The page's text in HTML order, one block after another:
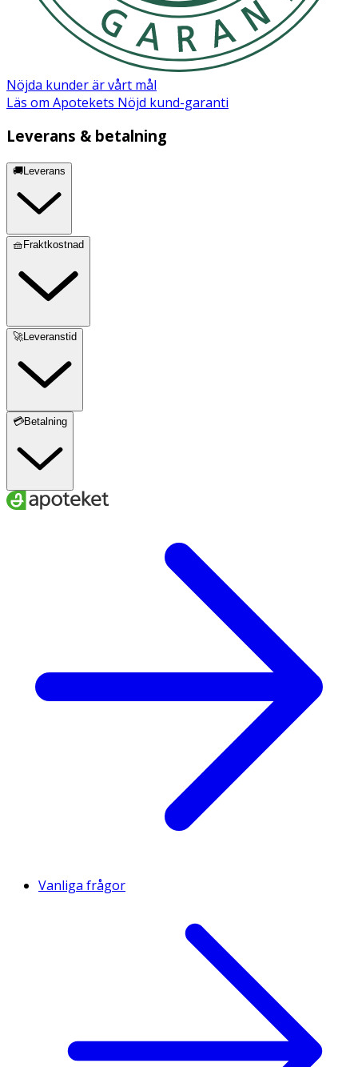
Nöjda kunder är vårt mål
Läs om Apotekets Nöjd kund-garanti
Leverans & betalning
🚚Leverans
🧺Fraktkostnad
🚀Leveranstid
💳Betalning
Vanliga frågor